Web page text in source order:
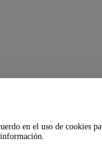
en el uso de cookies